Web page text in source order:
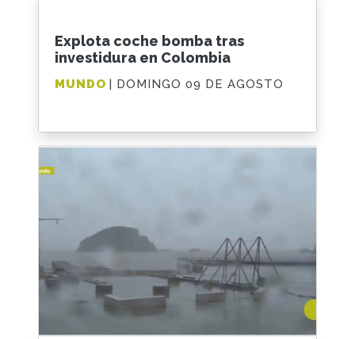
Explota coche bomba tras
investidura en Colombia
MUNDO | DOMINGO 09 DE AGOSTO